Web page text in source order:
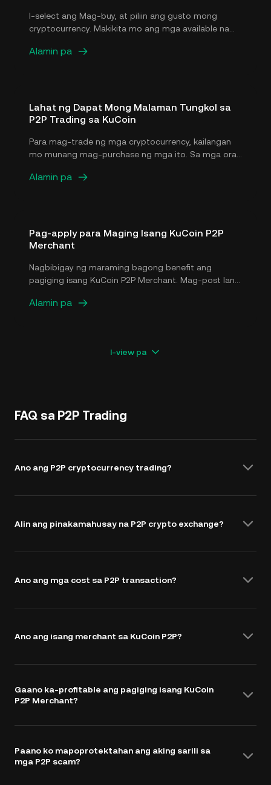
I-select ang Mag-buy, at piliin ang gusto mong
cryptocurrency. Makikita mo ang mga available na
select ang offer na gusto mo, mavu-view mo ang
order, i-select ang Mag-buy Ngayon.
Alamin pa
Lahat ng Dapat Mong Malaman Tungkol sa
P2P Trading sa KuCoin
Para mag-trade ng mga cryptocurrency, kailangan
mo munang mag-purchase ng mga ito. Sa mga oras
option, maaaring maging mahirap ang paghahanap
naging sikat na method sa pag-trade ng digital
assets para sa crypto traders sa buong mundo.
Alamin pa
Pag-apply para Maging Isang KuCoin P2P
Merchant
Nagbibigay ng maraming bagong benefit ang
pagiging isang KuCoin P2P Merchant. Mag-post lang
kaagad.
Alamin pa
I-view pa
FAQ sa P2P Trading
Ano ang P2P cryptocurrency trading?
Alin ang pinakamahusay na P2P crypto exchange?
Ano ang mga cost sa P2P transaction?
Ano ang isang merchant sa KuCoin P2P?
Gaano ka-profitable ang pagiging isang KuCoin
P2P Merchant?
Paano ko mapoprotektahan ang aking sarili sa
mga P2P scam?